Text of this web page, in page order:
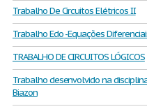
Trabalho De Circuitos Elétricos II
Trabalho Edo -Equações
TRABALHO DE CIRCUITOS LÓGICOS
Trabalho desenvolvido na
Biazon